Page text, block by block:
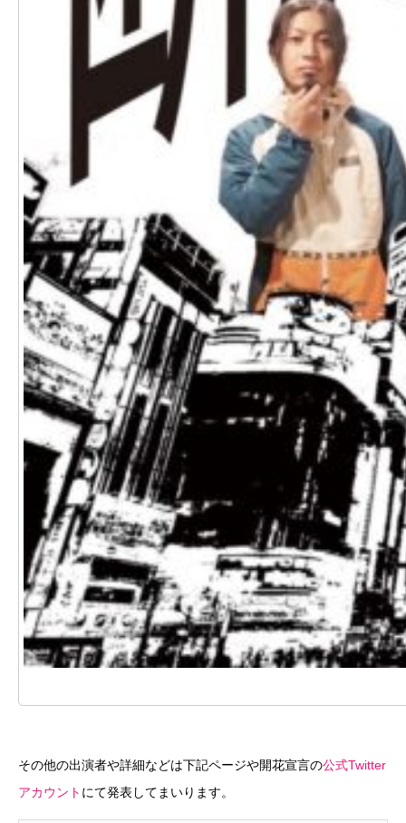
その他の出演者や詳細などは下記ページや開花宣言の公式Twitter
アカウント にて発表してまいります。